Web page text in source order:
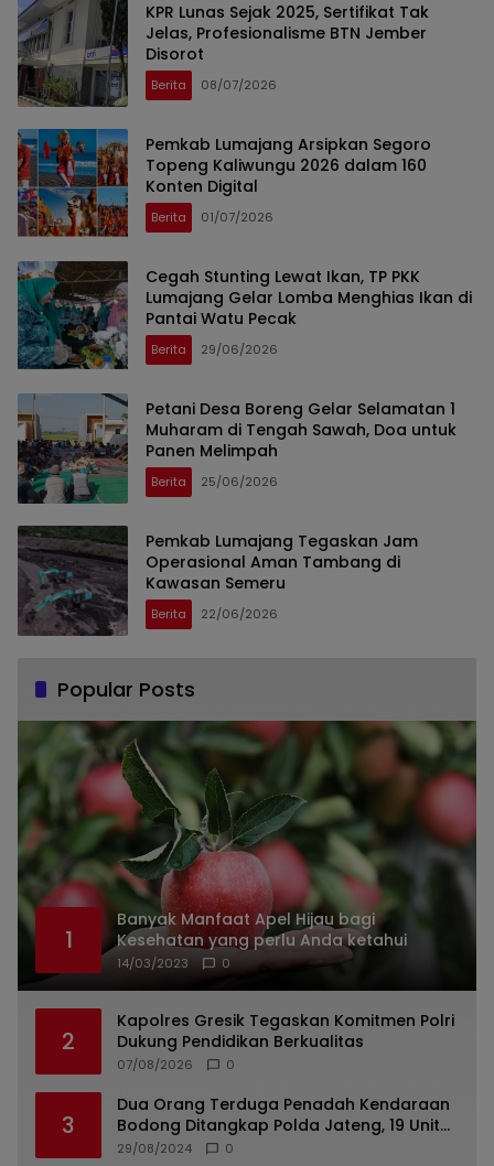
KPR Lunas Sejak 2025, Sertifikat Tak
Jelas, Profesionalisme BTN Jember
Disorot
Berita 08/07/2026
Pemkab Lumajang Arsipkan Segoro
Topeng Kaliwungu 2026 dalam 160
Konten Digital
Berita 01/07/2026
Cegah Stunting Lewat Ikan, TP PKK
Lumajang Gelar Lomba Menghias Ikan di
Pantai Watu Pecak
Berita 29/06/2026
Petani Desa Boreng Gelar Selamatan 1
Muharam di Tengah Sawah, Doa untuk
Panen Melimpah
Berita 25/06/2026
Pemkab Lumajang Tegaskan Jam
Operasional Aman Tambang di
Kawasan Semeru
Berita 22/06/2026
Popular Posts
1
Banyak Manfaat Apel Hijau bagi
Kesehatan yang perlu Anda ketahui
14/03/2023 0
2
Kapolres Gresik Tegaskan Komitmen Polri
Dukung Pendidikan Berkualitas
07/08/2026 0
3
Dua Orang Terduga Penadah Kendaraan
Bodong Ditangkap Polda Jateng, 19 Unit
Roda Empat Diamankan
29/08/2024 0